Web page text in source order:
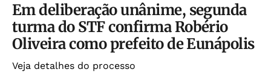
Em deliberação unânime, segunda
turma do STF confirma Robério
Oliveira como prefeito de Eunápolis
Veja detalhes do processo